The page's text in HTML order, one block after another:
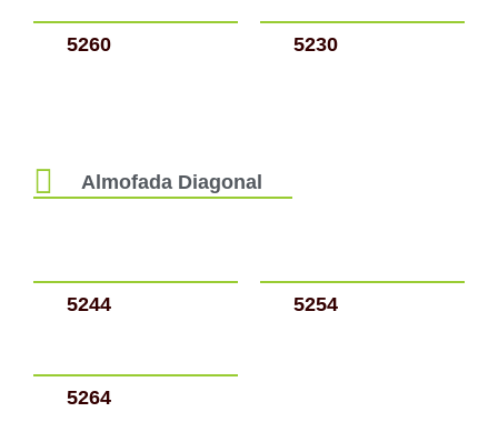
5260 5230
Almofada Diagonal
5244 5254
5264